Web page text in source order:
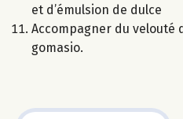
et d’émulsion de dulce
Accompagner du velouté
gomasio.